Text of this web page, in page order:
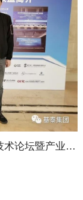
【科创在线】2020年中国宽禁带半导体技术论坛暨产业发展峰会在嘉兴举行